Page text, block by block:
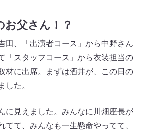
お父さん！？
田、「出演者コース」から中野さん
「スタッフコース」から衣装担当の
材に出席。まずは酒井が、この日の
した。
に見えました。みんなに川畑座長が
てて、みんなも一生懸命やってて、